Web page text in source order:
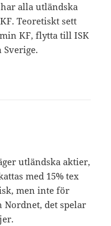
alla utländska
Teoretiskt sett
KF, flytta till ISK
utländska aktier,
med 15% tex
men inte för
Nordnet, det spelar